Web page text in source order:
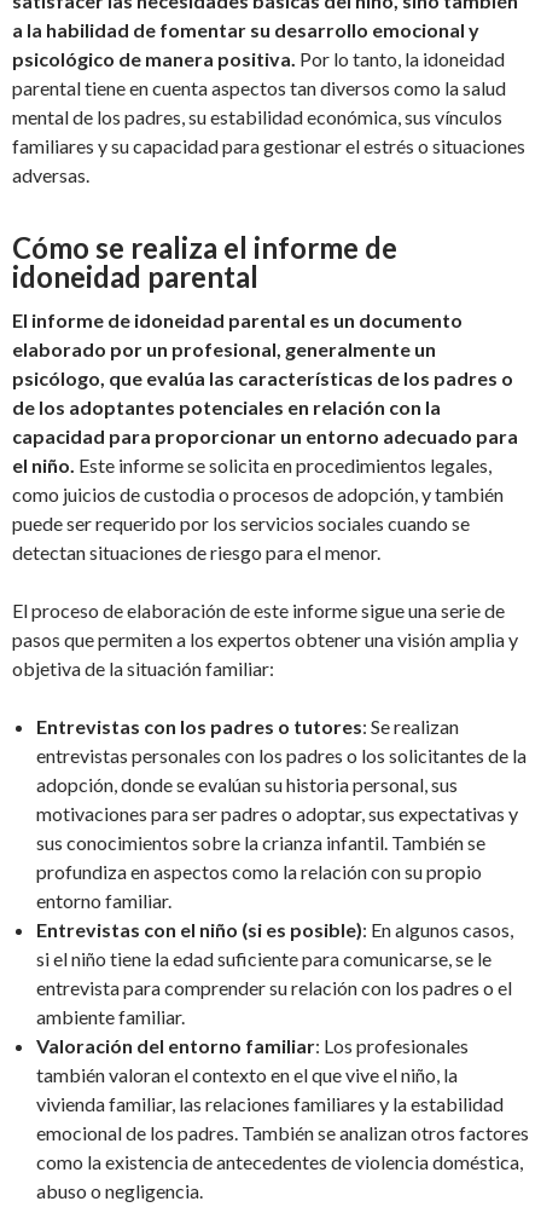
a la habilidad de fomentar su desarrollo emocional y
psicológico de manera positiva. Por lo tanto, la idoneidad
parental tiene en cuenta aspectos tan diversos como la salud
mental de los padres, su estabilidad económica, sus vínculos
familiares y su capacidad para gestionar el estrés o situaciones
adversas.
Cómo se realiza el informe de
idoneidad parental
El informe de idoneidad parental es un documento
elaborado por un profesional, generalmente un
psicólogo, que evalúa las características de los padres o
de los adoptantes potenciales en relación con la
capacidad para proporcionar un entorno adecuado para
el niño. Este informe se solicita en procedimientos legales,
como juicios de custodia o procesos de adopción, y también
puede ser requerido por los servicios sociales cuando se
detectan situaciones de riesgo para el menor.
El proceso de elaboración de este informe sigue una serie de
pasos que permiten a los expertos obtener una visión amplia y
objetiva de la situación familiar:
Entrevistas con los padres o tutores: Se realizan
entrevistas personales con los padres o los solicitantes de la
adopción, donde se evalúan su historia personal, sus
motivaciones para ser padres o adoptar, sus expectativas y
sus conocimientos sobre la crianza infantil. También se
profundiza en aspectos como la relación con su propio
entorno familiar.
Entrevistas con el niño (si es posible): En algunos casos,
si el niño tiene la edad suficiente para comunicarse, se le
entrevista para comprender su relación con los padres o el
ambiente familiar.
Valoración del entorno familiar: Los profesionales
también valoran el contexto en el que vive el niño, la
vivienda familiar, las relaciones familiares y la estabilidad
emocional de los padres. También se analizan otros factores
como la existencia de antecedentes de violencia doméstica,
abuso o negligencia.